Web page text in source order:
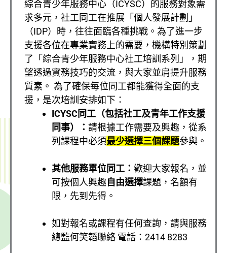
綜合青少年服務中心（ICYSC）的服務對象需
求多元，社工同工在推展「個人發展計劃」
（IDP）時，往往面臨各種挑戰。為了進一步
支援各位在專業實務上的需要，機構特別策劃
了「綜合青少年服務中心社工培訓系列」，期
望透過實務技巧的交流，與大家並肩提升服務
質素。 為了確保每位同工都能獲得全面的支
援，是次培訓安排如下：
ICYSC同工（包括社工及青年工作支援
同事）： 請根據工作需要及興趣，從系
列課程中必須最少選擇三個課題參與。
其他服務單位同工： 歡迎大家報名，並
可按個人興趣自由選擇課題，名額有
限，先到先得。
如對報名或課程有任何查詢，請與服務
總監何笑韜聯絡 電話：2414 8283